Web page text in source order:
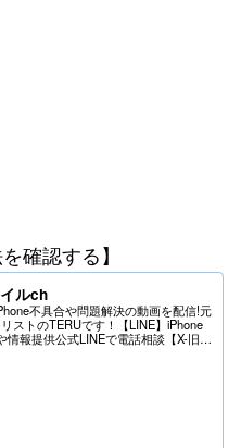
確認する】
ルch
不具合や問題解決の動画を配信!元
ストのTERUです！【LINE】iPhone
情報提供公式LINEで電話相談【X-旧